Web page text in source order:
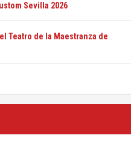
Sevilla 2026
Teatro de la Maestranza de